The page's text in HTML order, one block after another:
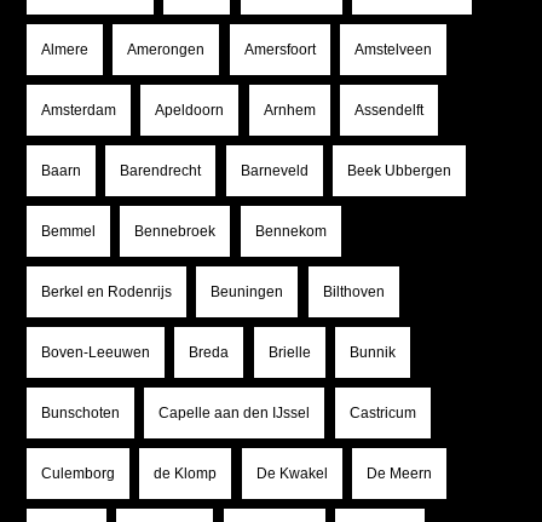
Almere Amerongen Amersfoort Amstelveen
Amsterdam Apeldoorn Arnhem Assendelft
Baarn Barendrecht Barneveld Beek Ubbergen
Bemmel Bennebroek Bennekom
Berkel en Rodenrijs Beuningen Bilthoven
Boven-Leeuwen Breda Brielle Bunnik
Bunschoten Capelle aan den IJssel Castricum
Culemborg de Klomp De Kwakel De Meern